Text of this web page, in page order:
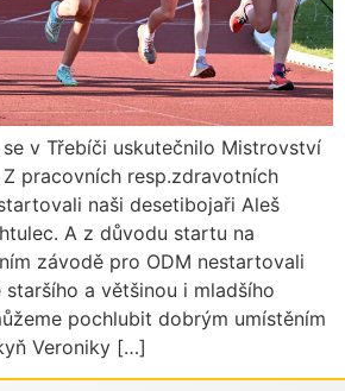
v Třebíči uskutečnilo Mistrovství
pracovních resp.zdravotních
naši desetibojaři Aleš
A z důvodu startu na
závodě pro ODM nestartovali
a většinou i mladšího
pochlubit dobrým umístěním
Veroniky […]